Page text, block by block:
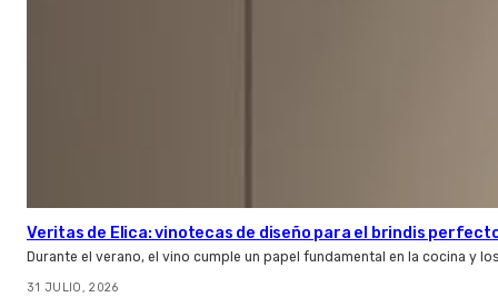
Veritas de Elica: vinotecas de diseño para el brindis
Durante el verano, el vino cumple un papel fundamental en la cocina y
31 JULIO, 2026